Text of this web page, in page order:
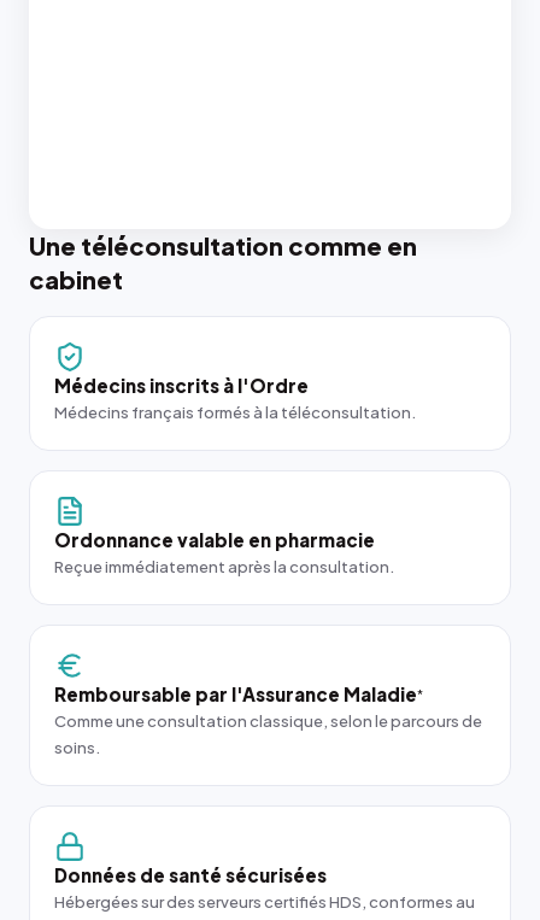
Une téléconsultation comme en
cabinet
Médecins inscrits à l'Ordre
Médecins français formés à la téléconsultation.
Ordonnance valable en pharmacie
Reçue immédiatement après la consultation.
Remboursable par l'Assurance Maladie*
Comme une consultation classique, selon le parcours de
soins.
Données de santé sécurisées
Hébergées sur des serveurs certifiés HDS, conformes au